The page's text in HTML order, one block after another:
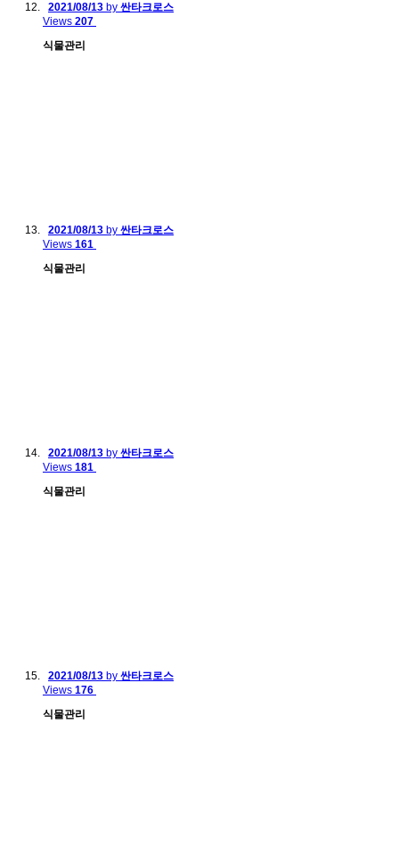
2021/08/13 by 싼타크로스
Views 207
식물관리
2021/08/13 by 싼타크로스
Views 161
식물관리
2021/08/13 by 싼타크로스
Views 181
식물관리
2021/08/13 by 싼타크로스
Views 176
식물관리